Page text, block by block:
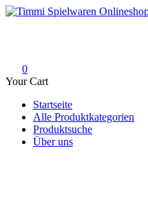
Skip
0
Your Cart
Startseite
Alle Produktkategorien
Produktsuche
Über uns